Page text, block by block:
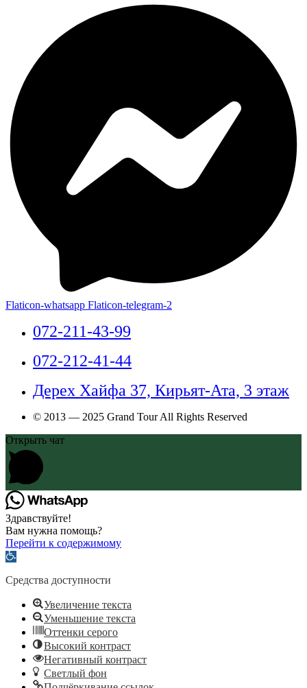
Flaticon-whatsapp Flaticon-telegram-2
072-211-43-99
072-212-41-44
Дерех Хайфа 37, Кирьят-Ата, 3 этаж
© 2013 — 2025 Grand Tour All Rights Reserved
Открыть чат
Здравствуйте!
Вам нужна помощь?
Перейти к содержимому
Открыть
инструментов
Средства доступности
Увеличение текста
Уменьшение текста
Оттенки серого
Высокий контраст
Негативный контраст
Светлый фон